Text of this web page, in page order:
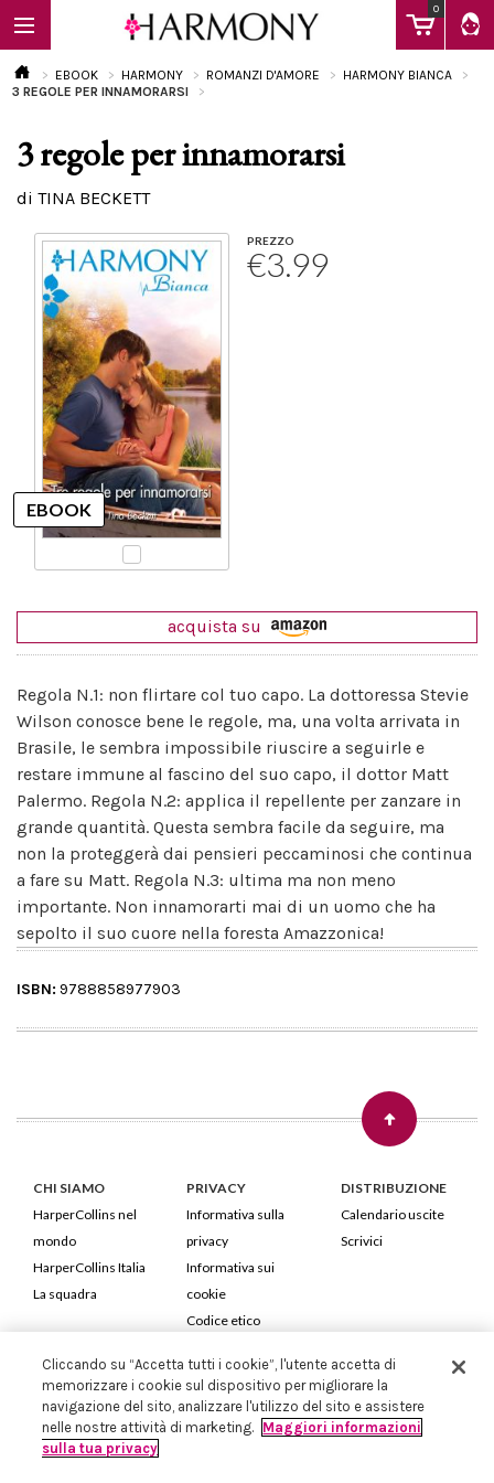
0
EBOOK
Calendario
EBOOK HARMONY ROMANZI D'AMORE
HARMONY BIANCA
3 REGOLE PER INNAMORARSI
3 regole per innamorarsi
di TINA BECKETT
PREZZO
€3.99
acquista su
Regola N.1: non flirtare col tuo capo. La dottoressa Stevie
Wilson conosce bene le regole, ma, una volta arrivata in
Brasile, le sembra impossibile riuscire a seguirle e
restare immune al fascino del suo capo, il dottor Matt
Palermo. Regola N.2: applica il repellente per zanzare in
grande quantità. Questa sembra facile da seguire, ma
non la proteggerà dai pensieri peccaminosi che continua
a fare su Matt. Regola N.3: ultima ma non meno
importante. Non innamorarti mai di un uomo che ha
sepolto il suo cuore nella foresta Amazzonica!
ISBN: 9788858977903
CHI SIAMO
HarperCollins nel
mondo
HarperCollins Italia
La squadra
PRIVACY
Informativa sulla
privacy
Informativa sui
cookie
Codice etico
DISTRIBUZIONE
Calendario uscite
Scrivici
HarperCollins Italia S.p.A. Viale Monte Nero, 84 - 20135 Milano
Cod. Fiscale e P.IVA 05946780151 - Capitale Sociale 258.250 €
Iscritta in Milano al Registro delle imprese nr.198004 e REA nr.1051898
Cliccando su “Accetta tutti i cookie”, l'utente accetta di
memorizzare i cookie sul dispositivo per migliorare la
navigazione del sito, analizzare l'utilizzo del sito e assistere
nelle nostre attività di marketing. Maggiori informazioni
sulla tua privacy